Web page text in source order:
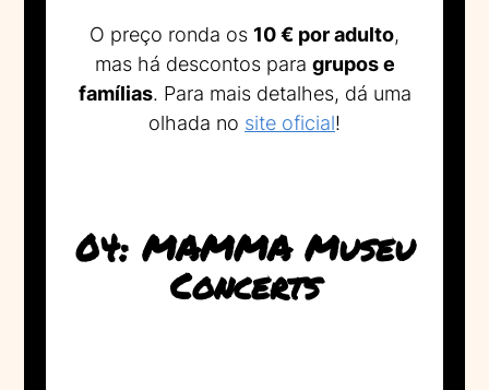
O preço ronda os 10 € por adulto,
mas há descontos para grupos e
famílias. Para mais detalhes, dá uma
olhada no site oficial!
04: MAMMA Museu
Concerts